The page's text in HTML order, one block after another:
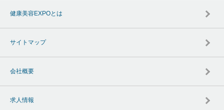
健康美容EXPOとは
サイトマップ
会社概要
求人情報